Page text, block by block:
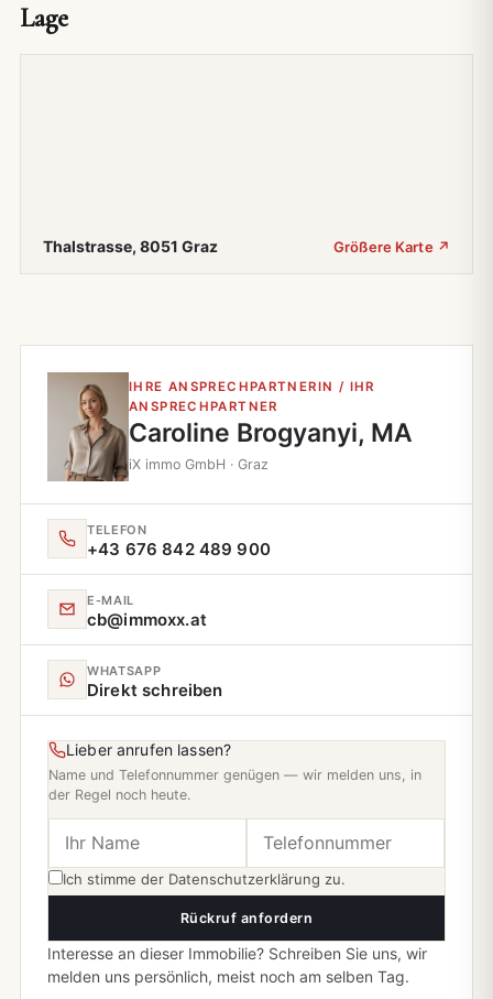
Lage
Thalstrasse, 8051 Graz Größere Karte ↗
IHRE ANSPRECHPARTNERIN / IHR
ANSPRECHPARTNER
Caroline Brogyanyi, MA
iX immo GmbH · Graz
TELEFON
+43 676 842 489 900
E‑MAIL
cb@immoxx.at
WHATSAPP
Direkt schreiben
Lieber anrufen lassen?
Name und Telefonnummer genügen — wir melden uns, in
der Regel noch heute.
Ich stimme der Datenschutzerklärung zu.
Rückruf anfordern
Interesse an dieser Immobilie? Schreiben Sie uns, wir
melden uns persönlich, meist noch am selben Tag.